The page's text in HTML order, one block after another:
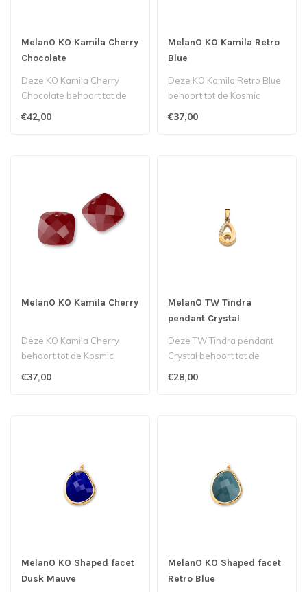
MelanO KO Kamila Cherry
Chocolate
Deze KO Kamila Cherry
Chocolate behoort tot de
€42,00
MelanO KO Kamila Retro
Blue
Deze KO Kamila Retro Blue
behoort tot de Kosmic
€37,00
MelanO KO Kamila Cherry
Deze KO Kamila Cherry
behoort tot de Kosmic
€37,00
MelanO TW Tindra
pendant Crystal
Deze TW Tindra pendant
Crystal behoort tot de
€28,00
MelanO KO Shaped facet
Dusk Mauve
MelanO KO Shaped facet
Retro Blue